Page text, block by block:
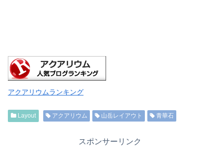
アクアリウムランキング
Layout アクアリウム 山岳レイアウト 青華石
スポンサーリンク